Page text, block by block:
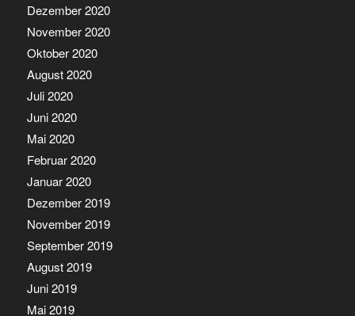
Dezember 2020
November 2020
Oktober 2020
August 2020
Juli 2020
Juni 2020
Mai 2020
Februar 2020
Januar 2020
Dezember 2019
November 2019
September 2019
August 2019
Juni 2019
Mai 2019